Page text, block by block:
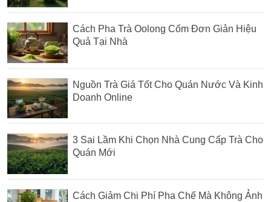
Cách Pha Trà Oolong Cốm Đơn Giản Hiệu
Quả Tại Nhà
Nguồn Trà Giá Tốt Cho Quán Nước Và Kinh
Doanh Online
3 Sai Lầm Khi Chọn Nhà Cung Cấp Trà Cho
Quán Mới
Cách Giảm Chi Phí Pha Chế Mà Không Ảnh